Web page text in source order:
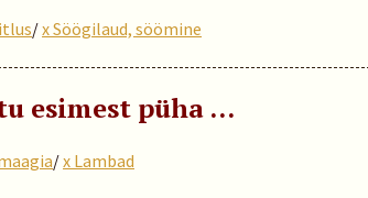
/x Söögilaud, söömine
esimest püha …
/x Lambad